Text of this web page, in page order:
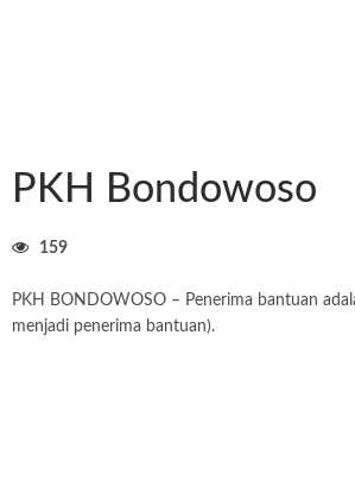
PKH Bondowoso
159
PKH BONDOWOSO – Penerima bantuan
menjadi penerima bantuan).